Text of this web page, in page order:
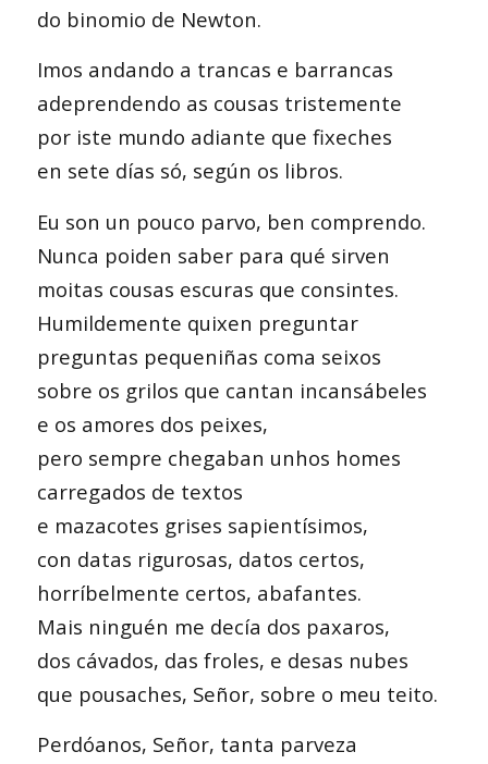
do binomio de Newton.
Imos andando a trancas e barrancas
adeprendendo as cousas tristemente
por iste mundo adiante que fixeches
en sete días só, según os libros.
Eu son un pouco parvo, ben comprendo.
Nunca poiden saber para qué sirven
moitas cousas escuras que consintes.
Humildemente quixen preguntar
preguntas pequeniñas coma seixos
sobre os grilos que cantan incansábeles
e os amores dos peixes,
pero sempre chegaban unhos homes
carregados de textos
e mazacotes grises sapientísimos,
con datas rigurosas, datos certos,
horríbelmente certos, abafantes.
Mais ninguén me decía dos paxaros,
dos cávados, das froles, e desas nubes
que pousaches, Señor, sobre o meu teito.
Perdóanos, Señor, tanta parveza